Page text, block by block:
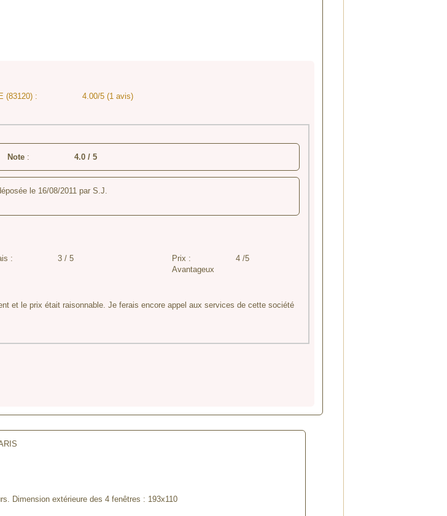
(83120) :
4.00/5 (1 avis)
Note : 4.0 /5
le 16/08/2011 parS.J.
:
3 / 5
Prix :
4 /5
Avantageux
et le prix était raisonnable. Je ferais encore appel aux services de cette société
Dimension extérieure des 4 fenêtres : 193x110